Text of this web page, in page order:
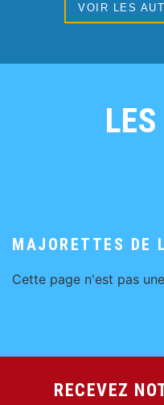
VOIR LES
MAJORETTES DE
Cette page n'est pas
RECEVEZ